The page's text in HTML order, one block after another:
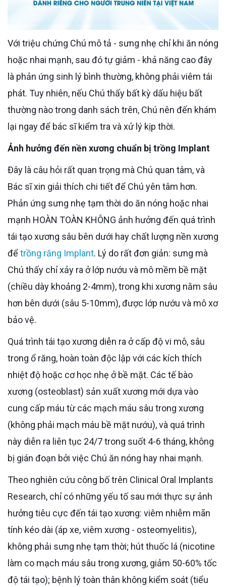
Với triệu chứng Chú mô tả - sưng nhẹ chỉ khi ăn nóng
hoặc nhai mạnh, sau đó tự giảm - khả năng cao đây
là phản ứng sinh lý bình thường, không phải viêm tái
phát. Tuy nhiên, nếu Chú thấy bất kỳ dấu hiệu bất
thường nào trong danh sách trên, Chú nên đến khám
lại ngay để bác sĩ kiểm tra và xử lý kịp thời.
Ảnh hưởng đến nền xương chuẩn bị trồng Implant
Đây là câu hỏi rất quan trọng mà Chú quan tâm, và
Bác sĩ xin giải thích chi tiết để Chú yên tâm hơn.
Phản ứng sưng nhẹ tạm thời do ăn nóng hoặc nhai
mạnh HOÀN TOÀN KHÔNG ảnh hưởng đến quá trình
tái tạo xương sâu bên dưới hay chất lượng nền xương
đểtrồng răng Implant. Lý do rất đơn giản: sưng mà
Chú thấy chỉ xảy ra ở lớp nướu và mô mềm bề mặt
(chiều dày khoảng 2-4mm), trong khi xương nằm sâu
hơn bên dưới (sâu 5-10mm), được lớp nướu và mô xơ
bảo vệ.
Quá trình tái tạo xương diễn ra ở cấp độ vi mô, sâu
trong ổ răng, hoàn toàn độc lập với các kích thích
nhiệt độ hoặc cơ học nhẹ ở bề mặt. Các tế bào
xương (osteoblast) sản xuất xương mới dựa vào
cung cấp máu từ các mạch máu sâu trong xương
(không phải mạch máu bề mặt nướu), và quá trình
này diễn ra liên tục 24/7 trong suốt 4-6 tháng, không
bị gián đoạn bởi việc Chú ăn nóng hay nhai mạnh.
Theo nghiên cứu công bố trên Clinical Oral Implants
Research, chỉ có những yếu tố sau mới thực sự ảnh
hưởng tiêu cực đến tái tạo xương: viêm nhiễm mãn
tính kéo dài (áp xe, viêm xương - osteomyelitis),
không phải sưng nhẹ tạm thời; hút thuốc lá (nicotine
làm co mạch máu sâu trong xương, giảm 50-60% tốc
độ tái tạo); bệnh lý toàn thân không kiểm soát (tiểu